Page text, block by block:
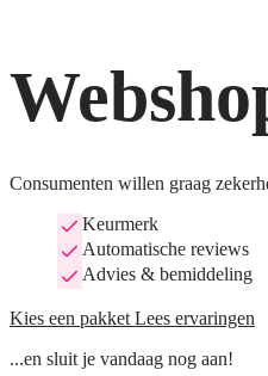
Consumenten willen graag
Keurmerk
Automatische reviews
Advies & bemiddeling
Kies een pakket Lees ervaringen
...en sluit je vandaag nog aan!